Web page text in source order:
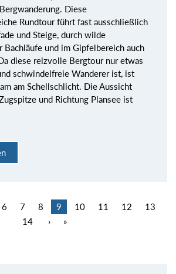
Diese
Rundtour führt fast ausschließlich
und Steige, durch wilde
Bachläufe und im Gipfelbereich auch
diese reizvolle Bergtour nur etwas
schwindelfreie Wanderer ist, ist
am Schellschlicht. Die Aussicht
und Richtung Plansee ist
6 7 8 9 10 11 12
13
14
› »